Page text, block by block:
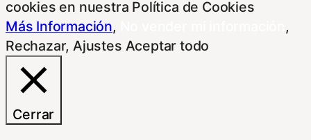
cookies en nuestra Política de Cookies
Más Información,
,
Rechazar,Ajustes Aceptar todo
Cerrar